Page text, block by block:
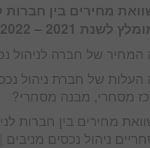
מחירים בין
לשנת 2021 – 2022?
המחיר של חברה לניהול
של חברת ניהול
מסחרי, מבנה מסחרי?
מחירים בין חברות
ניהול נכסים